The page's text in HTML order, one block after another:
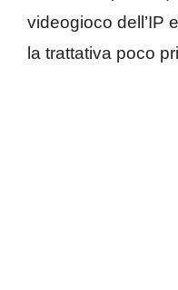
videogioco dell’IP
la trattativa poco